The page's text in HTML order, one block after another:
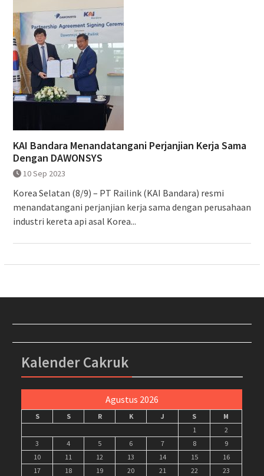
KAI Bandara Menandatangani Perjanjian Kerja Sama
Dengan DAWONSYS
10 Sep 2023
Korea Selatan (8/9) – PT Railink (KAI Bandara) resmi
menandatangani perjanjian kerja sama dengan perusahaan
industri kereta api asal Korea...
Kalender Cakruk
Agustus 2026
S S R K J S
M
1
2
3
4 5 6 7 8
9
10
11 12 13 14 15
16
17
18 19 20 21 22
23